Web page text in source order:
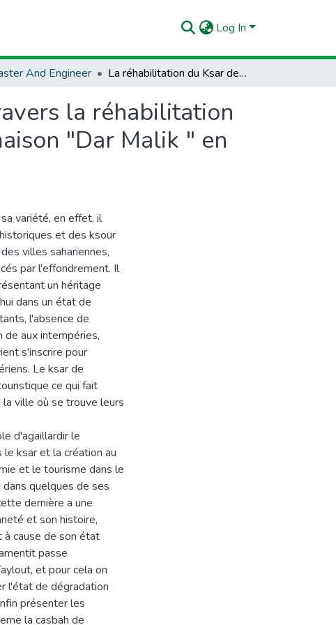
Log In
And Engineer La réhabilitation du Ksar de Tamentit à Adrar à travers la réhabilitation de la casbah de Taylout : La reconversion de la maison "Dar Malik " en maison d’hôte
la réhabilitation
"Dar Malik " en
variété, en effet, il
et des ksour
villes sahariennes,
par l'effondrement. Il
un héritage
dans un état de
l'absence de
aux intempéries,
s'inscrire pour
Le ksar de
ce qui fait
ville où se trouve leurs
d'agaillardir le
ksar et la création au
et le tourisme dans le
quelques de ses
dernière a une
et son histoire,
cause de son état
passe
et pour cela on
l'état de dégradation
présenter les
la casbah de